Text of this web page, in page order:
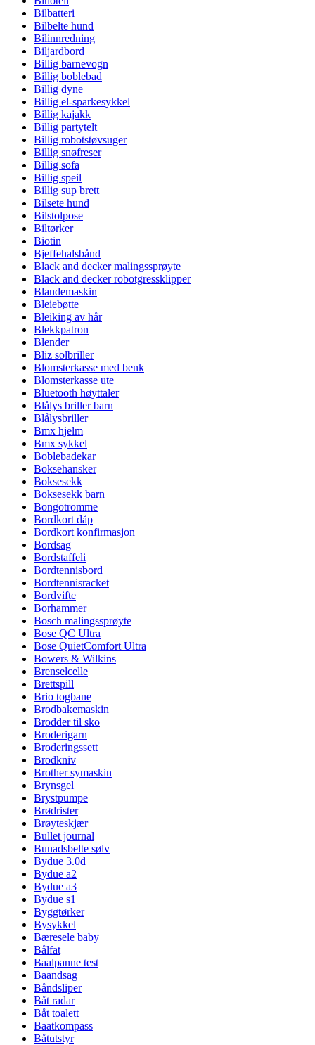
Bilbatteri
Bilbelte hund
Bilinnredning
Biljardbord
Billig barnevogn
Billig boblebad
Billig dyne
Billig el-sparkesykkel
Billig kajakk
Billig partytelt
Billig robotstøvsuger
Billig snøfreser
Billig sofa
Billig speil
Billig sup brett
Bilsete hund
Bilstolpose
Biltørker
Biotin
Bjeffehalsbånd
Black and decker malingssprøyte
Black and decker robotgressklipper
Blandemaskin
Bleiebøtte
Bleiking av hår
Blekkpatron
Blender
Bliz solbriller
Blomsterkasse med benk
Blomsterkasse ute
Bluetooth høyttaler
Blålys briller barn
Blålysbriller
Bmx hjelm
Bmx sykkel
Boblebadekar
Boksehansker
Boksesekk
Boksesekk barn
Bongotromme
Bordkort dåp
Bordkort konfirmasjon
Bordsag
Bordstaffeli
Bordtennisbord
Bordtennisracket
Bordvifte
Borhammer
Bosch malingssprøyte
Bose QC Ultra
Bose QuietComfort Ultra
Bowers & Wilkins
Brenselcelle
Brettspill
Brio togbane
Brodbakemaskin
Brodder til sko
Broderigarn
Broderingssett
Brodkniv
Brother symaskin
Brynsgel
Brystpumpe
Brødrister
Brøyteskjær
Bullet journal
Bunadsbelte sølv
Bydue 3.0d
Bydue a2
Bydue a3
Bydue s1
Byggtørker
Bysykkel
Bæresele baby
Bålfat
Baalpanne test
Baandsag
Båndsliper
Båt radar
Båt toalett
Baatkompass
Båtutstyr